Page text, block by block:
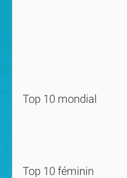
Top 10 mondial
Top 10 féminin